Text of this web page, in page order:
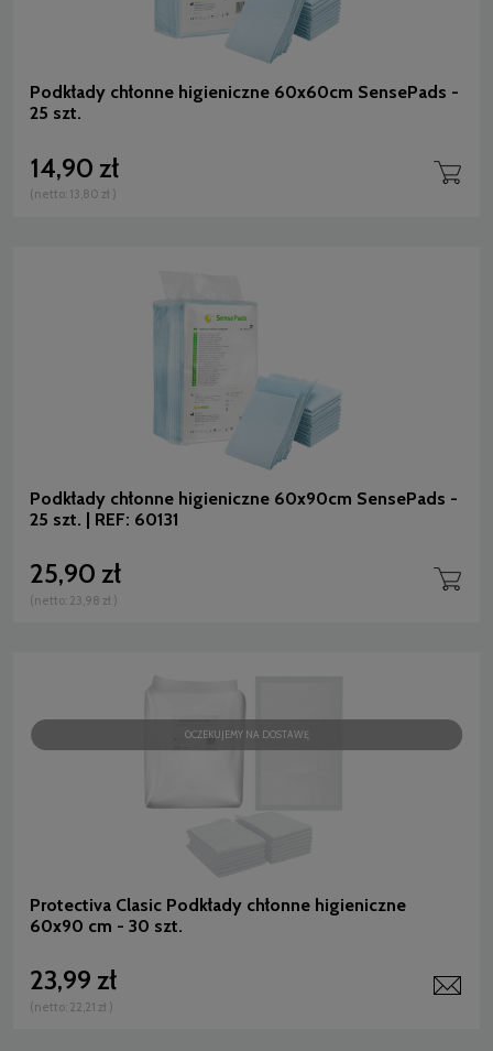
Podkłady chłonne higieniczne 60x60cm SensePads -
25 szt.
14,90 zł
(netto: 13,80 zł )
Podkłady chłonne higieniczne 60x90cm SensePads -
25 szt. | REF: 60131
25,90 zł
(netto: 23,98 zł )
Protectiva Clasic Podkłady chłonne higieniczne
60x90 cm - 30 szt.
23,99 zł
(netto: 22,21 zł )
OCZEKUJEMY NA DOSTAWĘ